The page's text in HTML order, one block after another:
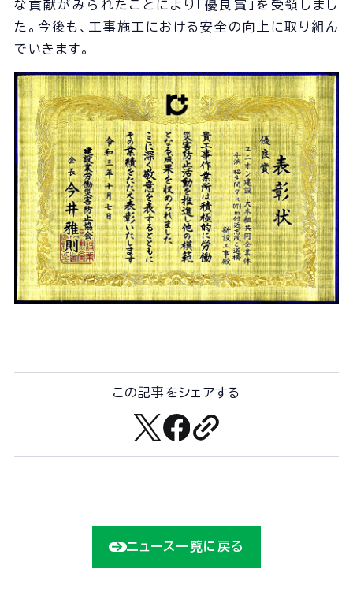
事業内容
事業内容TOP
線路部門
土木部門
建築部門
ユニオン建設の取り組み
ユニオン建設の取り組みTOP
安全
サステナビリティ
イノベーション
コンプライアンス相談窓口
な貢献がみられたことにより「優良賞」を受領しまし
た。今後も、工事施工における安全の向上に取り組ん
でいきます。
この記事をシェアする
ニュース一覧に戻る